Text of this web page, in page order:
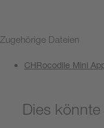
Zugehörige Dateien
CHRocodile Mini
Dies